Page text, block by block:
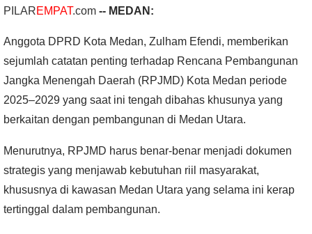
PILAREMPAT.com -- MEDAN:
Anggota DPRD Kota Medan, Zulham Efendi, memberikan
sejumlah catatan penting terhadap Rencana Pembangunan
Jangka Menengah Daerah (RPJMD) Kota Medan periode
2025–2029 yang saat ini tengah dibahas khusunya yang
berkaitan dengan pembangunan di Medan Utara.
Menurutnya, RPJMD harus benar-benar menjadi dokumen
strategis yang menjawab kebutuhan riil masyarakat,
khususnya di kawasan Medan Utara yang selama ini kerap
tertinggal dalam pembangunan.